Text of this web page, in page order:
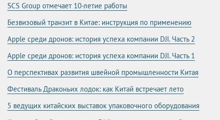
SCS Group отмечает 10-летие работы
Безвизовый транзит в Китае: инструкция по применению
Apple среди дронов: история успеха компании DJI. Часть 2
Apple среди дронов: история успеха компании DJI. Часть 1
О перспективах развития швейной промышленности Китая
Фестиваль Драконьих лодок: как Китай встречает лето
5 ведущих китайских выставок упаковочного оборудования